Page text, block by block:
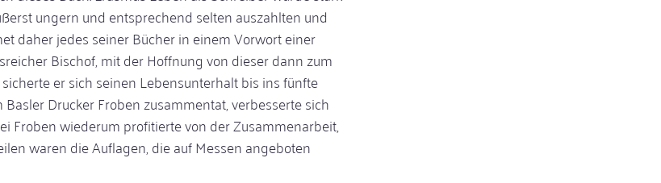
ungern und entsprechend selten auszahlten und
daher jedes seiner Bücher in einem Vorwort einer
Bischof, mit der Hoffnung von dieser dann zum
er sich seinen Lebensunterhalt bis ins fünfte
Drucker Froben zusammentat, verbesserte sich
Froben wiederum profitierte von der Zusammenarbeit,
waren die Auflagen, die auf Messen angeboten